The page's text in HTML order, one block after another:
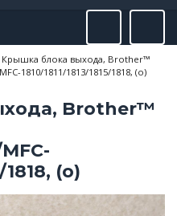
Крышка блока выхода, Brother™
1810/1811/1813/1815/1818, (o)
Brother™
MFC-
1818, (o)